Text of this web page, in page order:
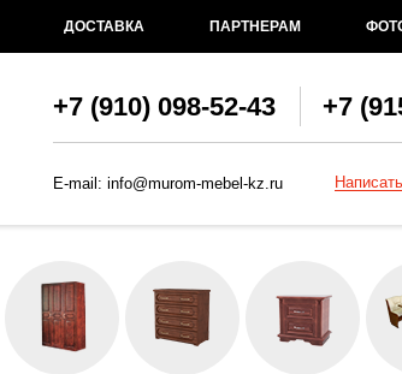
ДОСТАВКА ПАРТНЕРАМ
+7 (910) 098-52-43 +7
E-mail: info@murom-mebel-kz.ru